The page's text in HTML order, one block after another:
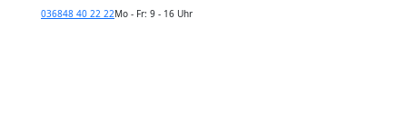
036848 40 22 22Mo - Fr: 9 - 16 Uhr